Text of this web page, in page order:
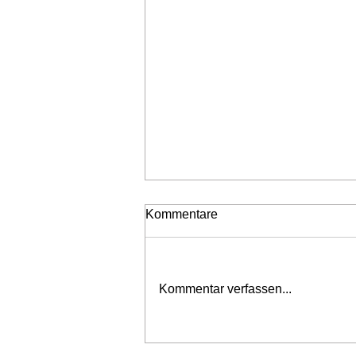
Neubestellungen
Kommentare
Kommentar verfassen...